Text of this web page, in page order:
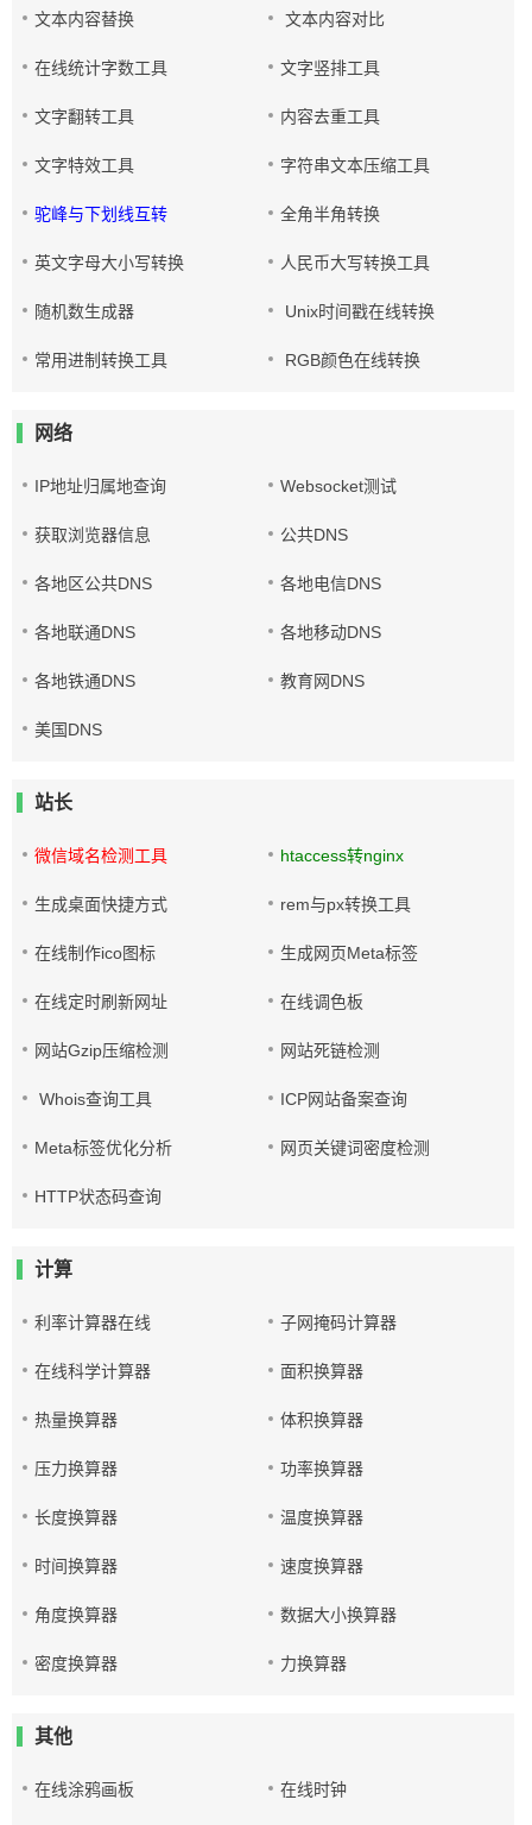
文本内容替换 文本内容对比
在线统计字数工具 文字竖排工具
文字翻转工具 内容去重工具
文字特效工具 字符串文本压缩工具
驼峰与下划线互转 全角半角转换
英文字母大小写转换 人民币大写转换工具
随机数生成器 Unix时间戳在线转换
常用进制转换工具 RGB颜色在线转换
网络
IP地址归属地查询 Websocket测试
获取浏览器信息 公共DNS
各地区公共DNS 各地电信DNS
各地联通DNS 各地移动DNS
各地铁通DNS 教育网DNS
美国DNS
站长
微信域名检测工具 htaccess转nginx
生成桌面快捷方式 rem与px转换工具
在线制作ico图标 生成网页Meta标签
在线定时刷新网址 在线调色板
网站Gzip压缩检测 网站死链检测
Whois查询工具 ICP网站备案查询
Meta标签优化分析 网页关键词密度检测
HTTP状态码查询
计算
利率计算器在线 子网掩码计算器
在线科学计算器 面积换算器
热量换算器 体积换算器
压力换算器 功率换算器
长度换算器 温度换算器
时间换算器 速度换算器
角度换算器 数据大小换算器
密度换算器 力换算器
其他
在线涂鸦画板 在线时钟